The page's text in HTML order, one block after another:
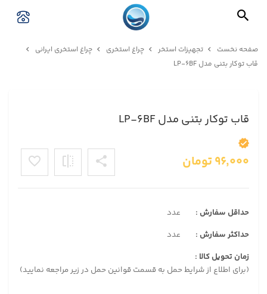
صفحه نخست تجهیزات استخر چراغ استخری
چراغ استخری ایرانی
قاب توکار بتنی مدل LP-۶BF
قاب توکار بتنی مدل LP-۶BF
۹۶,۰۰۰تومان
حداقل سفارش :
عدد
حداکثر سفارش :
عدد
زمان تحویل کالا :
(برای اطلاع از شرایط حمل به قسمت قوانین حمل در زیر مراجعه نمایید)